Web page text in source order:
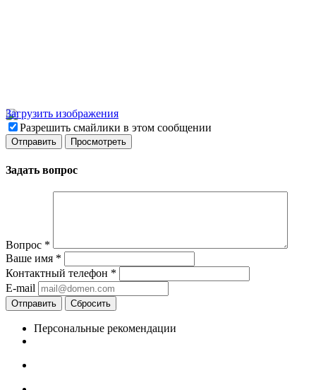
Загрузить изображения
Разрешить смайлики в этом сообщении
Задать вопрос
Вопрос *
Ваше имя *
Контактный телефон *
E-mail
Отправить Сбросить
Персональные рекомендации